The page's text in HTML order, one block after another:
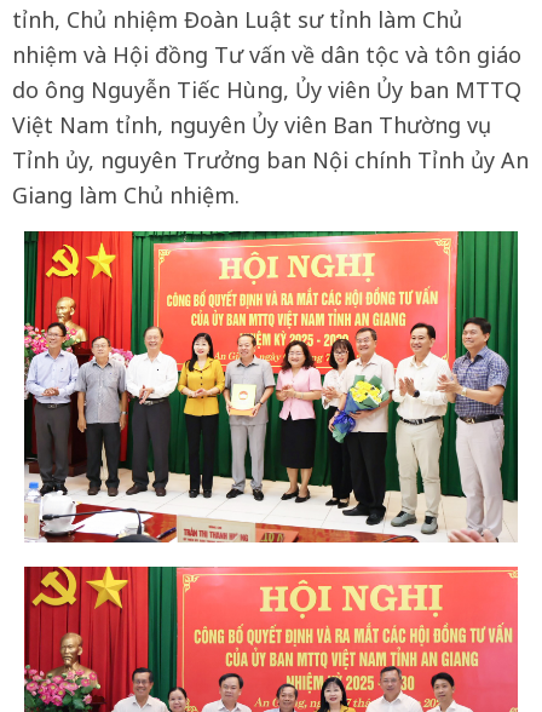
tỉnh, Chủ nhiệm Đoàn Luật sư tỉnh làm Chủ
nhiệm và Hội đồng Tư vấn về dân tộc và tôn giáo
do ông Nguyễn Tiếc Hùng, Ủy viên Ủy ban MTTQ
Việt Nam tỉnh, nguyên Ủy viên Ban Thường vụ
Tỉnh ủy, nguyên Trưởng ban Nội chính Tỉnh ủy An
Giang làm Chủ nhiệm.